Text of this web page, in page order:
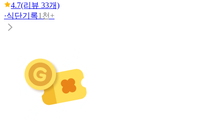
4.7(리뷰 33개)
·식단기록1천+